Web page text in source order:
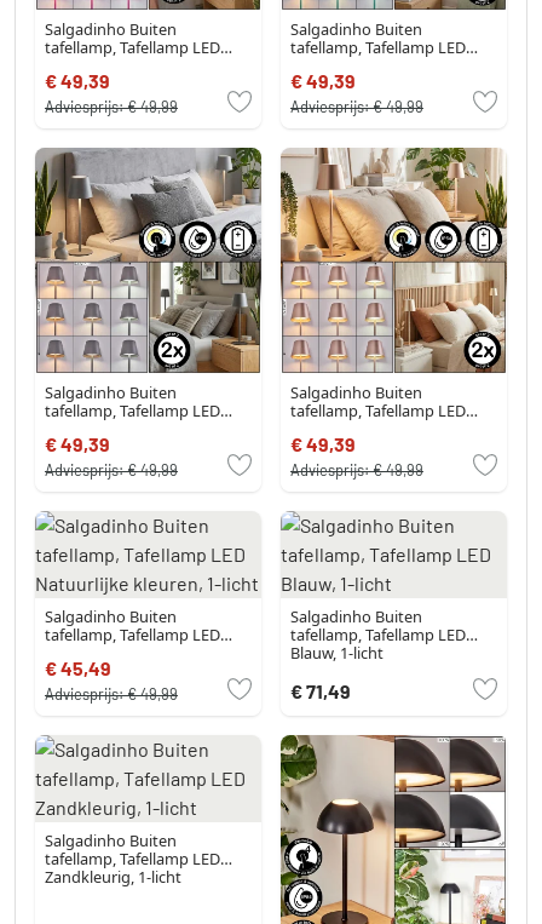
Salgadinho Buiten
tafellamp, Tafellamp LED
€ 49,39
Adviesprijs:€ 49,99
Salgadinho Buiten
tafellamp, Tafellamp LED
€ 49,39
Adviesprijs:€ 49,99
Salgadinho Buiten
tafellamp, Tafellamp LED
€ 49,39
Adviesprijs:€ 49,99
Salgadinho Buiten
tafellamp, Tafellamp LED
€ 49,39
Adviesprijs:€ 49,99
Salgadinho Buiten
tafellamp, Tafellamp LED
€ 45,49
Adviesprijs:€ 49,99
Salgadinho Buiten
tafellamp, Tafellamp LED
Blauw, 1-licht
€ 71,49
Salgadinho Buiten
tafellamp, Tafellamp LED
Zandkleurig, 1-licht